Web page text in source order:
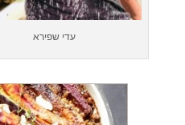
עדי שפירא